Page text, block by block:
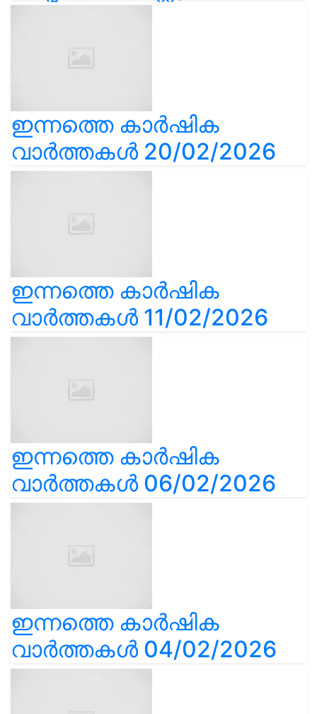
ഇന്നത്തെ കാർഷിക
വാർത്തകൾ 20/02/2026
ഇന്നത്തെ കാർഷിക
വാർത്തകൾ 11/02/2026
ഇന്നത്തെ കാർഷിക
വാർത്തകൾ 06/02/2026
ഇന്നത്തെ കാർഷിക
വാർത്തകൾ 04/02/2026